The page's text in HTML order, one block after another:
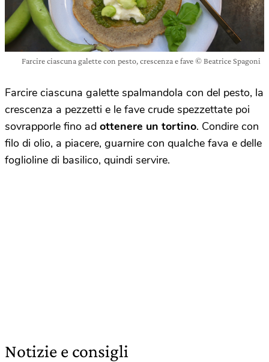
Farcire ciascuna galette con pesto, crescenza e fave © Beatrice Spagoni
Farcire ciascuna galette spalmandola con del pesto, la
crescenza a pezzetti e le fave crude spezzettate poi
sovrapporle fino ad ottenere un tortino. Condire con
filo di olio, a piacere, guarnire con qualche fava e delle
foglioline di basilico, quindi servire.
Notizie e consigli